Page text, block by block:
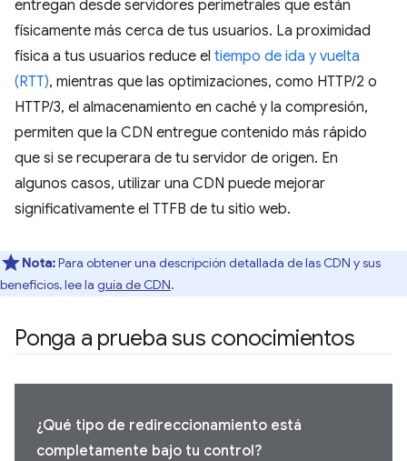
entregan desde servidores perimetrales que están
físicamente más cerca de tus usuarios. La proximidad
física a tus usuarios reduce el tiempo de ida y vuelta
(RTT), mientras que las optimizaciones, como HTTP/2 o
HTTP/3, el almacenamiento en caché y la compresión,
permiten que la CDN entregue contenido más rápido
que si se recuperara de tu servidor de origen. En
algunos casos, utilizar una CDN puede mejorar
significativamente el TTFB de tu sitio web.
Nota:Para obtener una descripción detallada de las CDN y sus
beneficios, lee la guía de CDN.
Ponga a prueba sus conocimientos
¿Qué tipo de redireccionamiento está
completamente bajo tu control?